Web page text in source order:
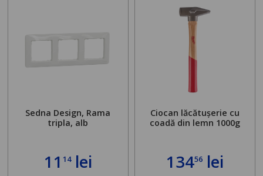
Sedna Design, Rama
tripla, alb
11 14lei
Ciocan lăcătușerie cu
coadă din lemn 1000g
13456 lei